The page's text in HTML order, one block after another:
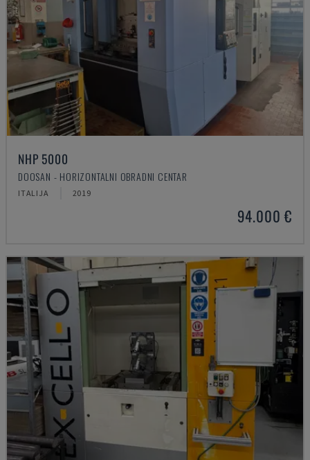
NHP 5000
DOOSAN - HORIZONTALNI OBRADNI CENTAR
ITALIJA 2019
94.000 €